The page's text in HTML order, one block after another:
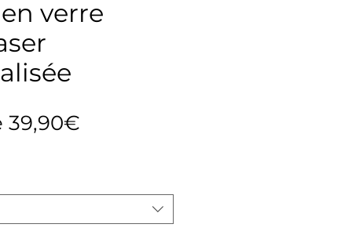
verre
39,90€